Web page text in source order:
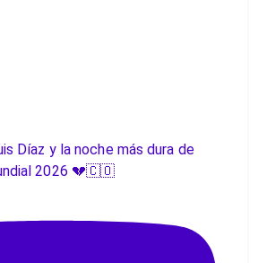
Díaz y la noche más dura de
2026 💔🇨🇴